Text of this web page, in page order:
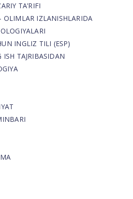
TA’RIFI
IZLANISHLARIDA
INGLIZ TILI (ESP)
ISH TAJRIBASIDAN